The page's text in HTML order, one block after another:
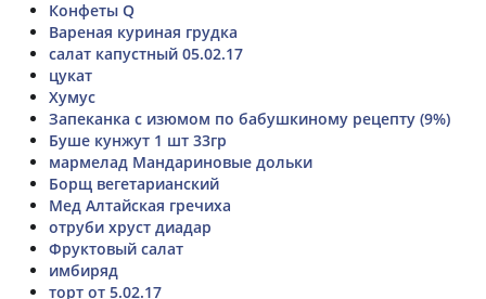
Конфеты Q
Вареная куриная грудка
салат капустный 05.02.17
цукат
Хумус
Запеканка с изюмом по бабушкиному рецепту (9%)
Буше кунжут 1 шт 33гр
мармелад Мандариновые дольки
Борщ вегетарианский
Мед Алтайская гречиха
отруби хруст диадар
Фруктовый салат
имбиряд
торт от 5.02.17